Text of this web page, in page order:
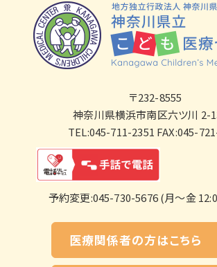
〒232-8555
神奈川県横浜市南区六ツ川 2-
TEL:045-711-2351 FAX:045-
予約変更:045-730-5676 (月～金
医療関係者の方はこちら